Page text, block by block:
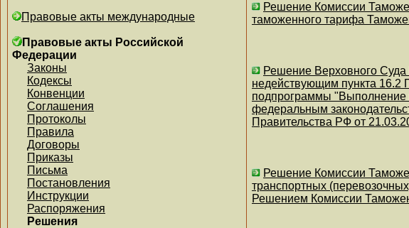
Правовые акты международные
Правовые акты Российской
Федерации
Законы
Кодексы
Конвенции
Соглашения
Протоколы
Правила
Договоры
Приказы
Письма
Постановления
Инструкции
Распоряжения
Решения
Решение Комиссии
таможенного тарифа
Решение Верховного Суда
недействующим пункта 16.2
подпрограммы "Выполнение
федеральным
Правительства РФ от
Решение Комиссии
транспортных
Решением Комиссии